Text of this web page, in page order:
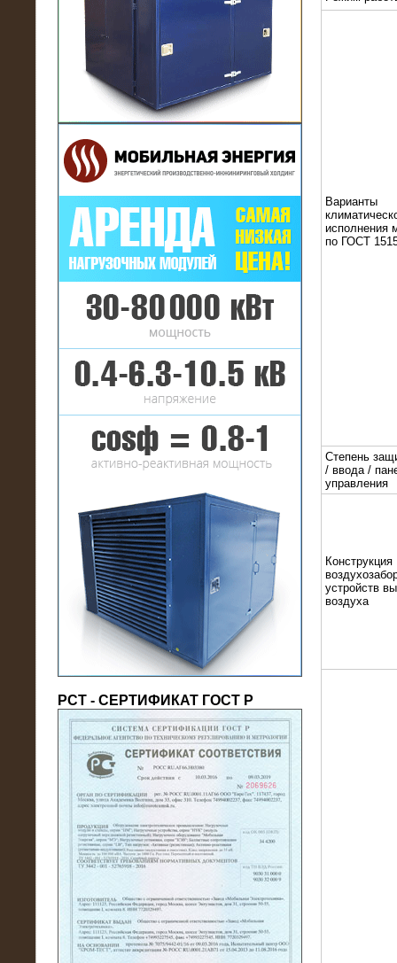
21.03.2017
Комплектная трансформаторная
подстанция 6 МВА (морское
исполнение, IP56)
16.01.2017
Аренда нагрузочного комплекса 22
МВт (10 кВ) на газовое
месторождение
17.10.2016
Резистивный высоковольтный
нагрузочный модуль 5 МВт
(напряжение 6/10 кВ)
21.08.2016
На производственное предприятие
модули 20 МВт (0,4 кВ)
РСТ - СЕРТИФИКАТ ГОСТ Р
Варианты
исполнения
по ГОСТ
Степень
/ ввода /
управления
Конструкция
устройств
воздуха